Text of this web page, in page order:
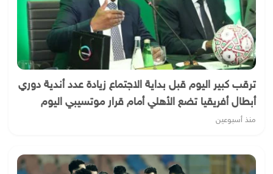
ترقب كبير اليوم قبل بداية الاجتماع زيادة عدد أندية دوري
أبطال أفريقيا تضع الأهلي أمام قرار موتسيبي اليوم
منذ أسبوعين